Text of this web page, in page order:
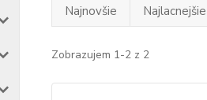
Najnovšie Najlacnejšie
Zobrazujem 1-2 z 2